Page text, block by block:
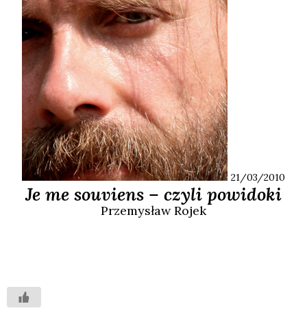
21/03/2010
Je me souviens – czyli powidoki
PrzemysławRojek